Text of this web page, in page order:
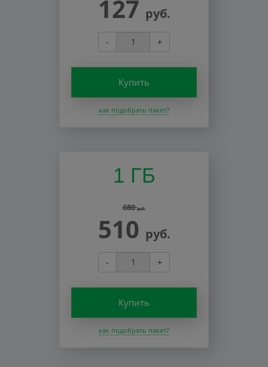
127 руб.
- +
Купить
как подобрать пакет?
1 ГБ
680руб.
510 руб.
- +
Купить
как подобрать пакет?